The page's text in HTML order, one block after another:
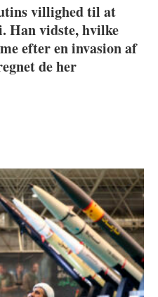
villighed til at
Han vidste, hvilke
efter en invasion af
de her